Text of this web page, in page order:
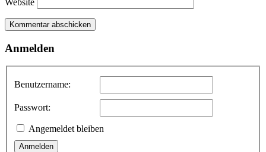
Website
Anmelden
Benutzername:
Passwort:
Angemeldet bleiben
Anmelden